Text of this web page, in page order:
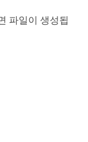
파일이 생성됩